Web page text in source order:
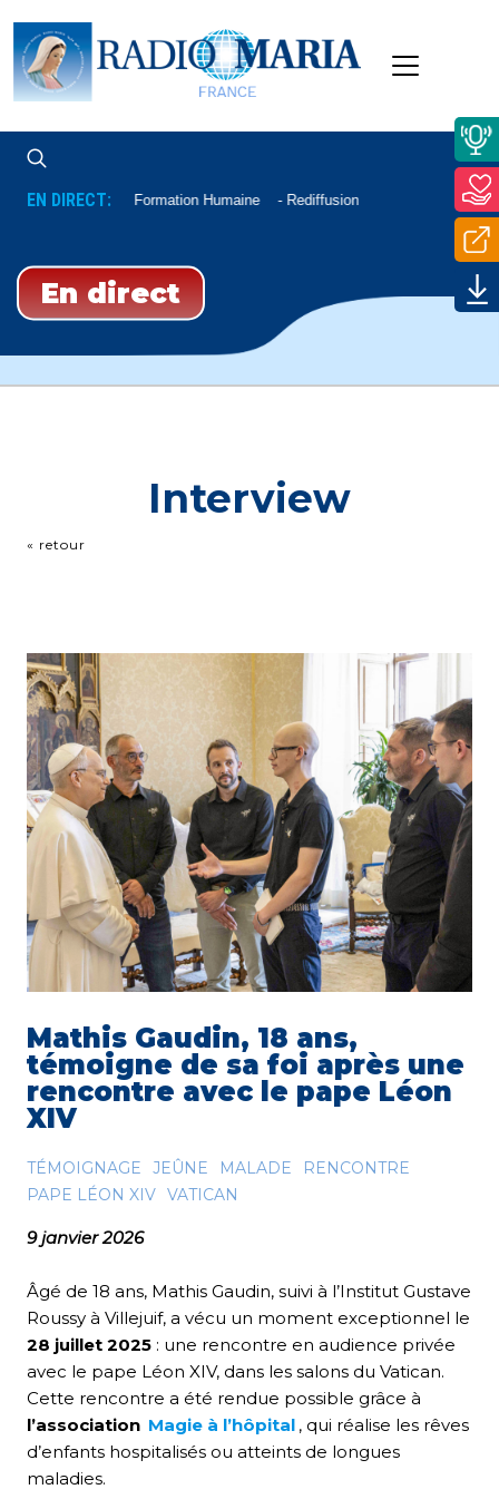
EN DIRECT: Formation Humaine Rediffusion
En direct
Interview
« retour
Mathis Gaudin, 18 ans,
témoigne de sa foi après une
rencontre avec le pape Léon
XIV
TÉMOIGNAGE JEÛNE MALADE
RENCONTRE
PAPE LÉON XIV VATICAN
9 janvier 2026
Âgé de 18 ans, Mathis Gaudin, suivi à l’Institut Gustave
Roussy à Villejuif, a vécu un moment exceptionnel le
28 juillet 2025 : une rencontre en audience privée
avec le pape Léon XIV, dans les salons du Vatican.
Cette rencontre a été rendue possible grâce à
l’association Magie à l’hôpital , qui réalise les rêves
d’enfants hospitalisés ou atteints de longues
maladies.